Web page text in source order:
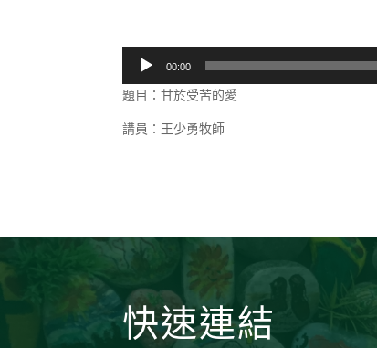
播
放
器
00:00
題目：甘於受苦的愛
講員：王少勇牧師
快速連結